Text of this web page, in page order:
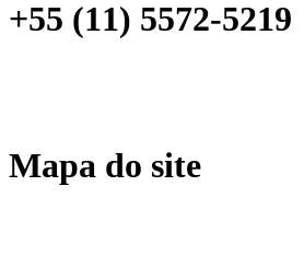
+55 (11) 5572-5219
Mapa do site